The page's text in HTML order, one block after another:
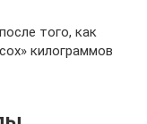
того, как
килограммов